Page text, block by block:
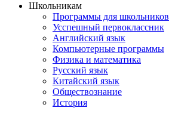
Школьникам
Программы для школьников
Усспешный первоклассник
Английский язык
Компьютерные программы
Физика и математика
Русский язык
Китайский язык
Обществознание
История